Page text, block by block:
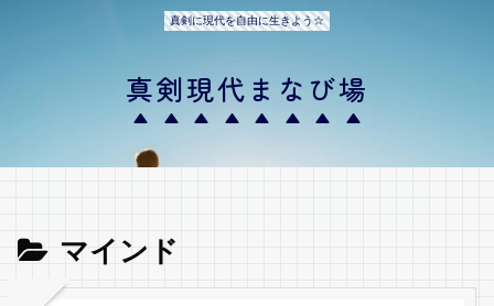
真剣に現代を自由に生きよう☆
真剣現代まなび場
マインド